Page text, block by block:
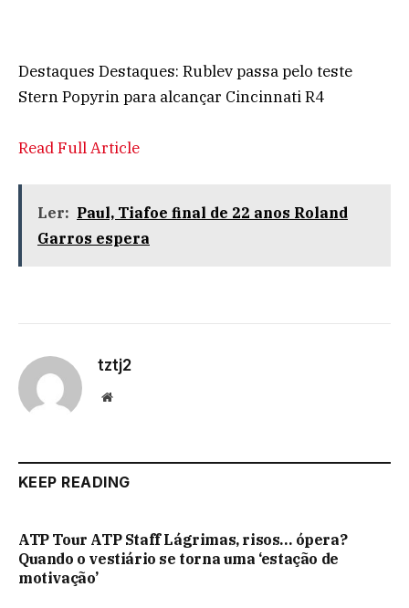
Destaques Destaques: Rublev passa pelo teste
Stern Popyrin para alcançar Cincinnati R4
Read Full Article
Ler: Paul, Tiafoe final de 22 anos Roland
Garros espera
tztj2
Website
KEEP READING
ATP Tour ATP Staff Lágrimas, risos… ópera?
Quando o vestiário se torna uma ‘estação de
motivação’